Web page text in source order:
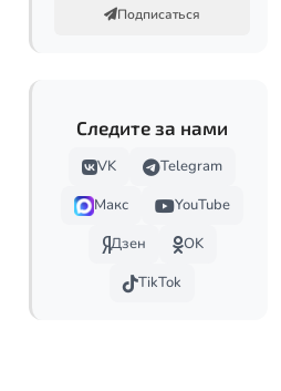
Подписаться
Следите за нами
VK
Telegram
Макс
YouTube
Дзен
OK
TikTok